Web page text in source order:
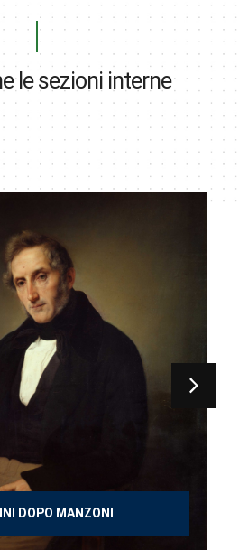
le sezioni interne
DOPO MANZONI